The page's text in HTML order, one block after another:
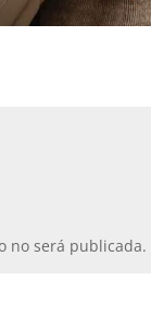
no será publicada.